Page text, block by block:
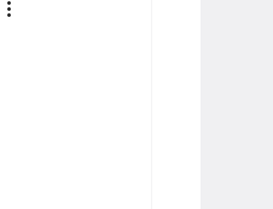
Yavuz KALYONCU